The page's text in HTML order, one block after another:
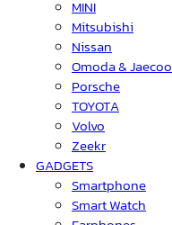
MINI
Mitsubishi
Nissan
Omoda & Jaecoo
Porsche
TOYOTA
Volvo
Zeekr
GADGETS
Smartphone
Smart Watch